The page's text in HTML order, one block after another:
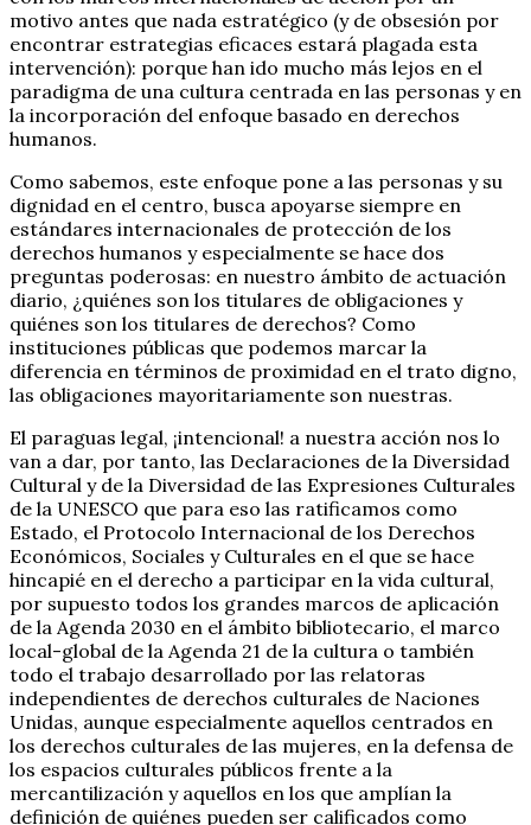
motivo antes que nada estratégico (y de obsesión por
encontrar estrategias eficaces estará plagada esta
intervención): porque han ido mucho más lejos en el
paradigma de una cultura centrada en las personas y en
la incorporación del enfoque basado en derechos
humanos.
Como sabemos, este enfoque pone a las personas y su
dignidad en el centro, busca apoyarse siempre en
estándares internacionales de protección de los
derechos humanos y especialmente se hace dos
preguntas poderosas: en nuestro ámbito de actuación
diario, ¿quiénes son los titulares de obligaciones y
quiénes son los titulares de derechos? Como
instituciones públicas que podemos marcar la
diferencia en términos de proximidad en el trato digno,
las obligaciones mayoritariamente son nuestras.
El paraguas legal, ¡intencional! a nuestra acción nos lo
van a dar, por tanto, las Declaraciones de la Diversidad
Cultural y de la Diversidad de las Expresiones Culturales
de la UNESCO que para eso las ratificamos como
Estado, el Protocolo Internacional de los Derechos
Económicos, Sociales y Culturales en el que se hace
hincapié en el derecho a participar en la vida cultural,
por supuesto todos los grandes marcos de aplicación
de la Agenda 2030 en el ámbito bibliotecario, el marco
local-global de la Agenda 21 de la cultura o también
todo el trabajo desarrollado por las relatoras
independientes de derechos culturales de Naciones
Unidas, aunque especialmente aquellos centrados en
los derechos culturales de las mujeres, en la defensa de
los espacios culturales públicos frente a la
mercantilización y aquellos en los que amplían la
definición de quiénes pueden ser calificados como